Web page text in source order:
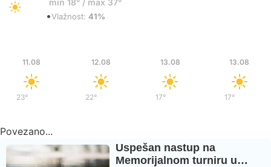
•Vlažnost: 41%
11.08
23°/
12.08
22°
13.08
17°/
13.08
17°
Povezano...
Uspešan nastup na
Memorijalnom turniru u…